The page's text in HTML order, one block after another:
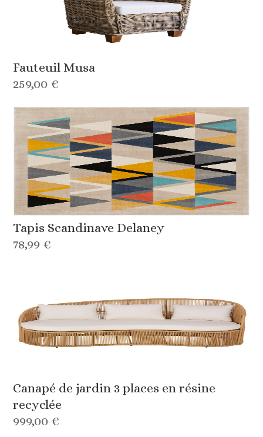
Fauteuil Musa
259,00 €
Tapis Scandinave Delaney
78,99 €
Canapé de jardin 3 places en résine
recyclée
999,00 €